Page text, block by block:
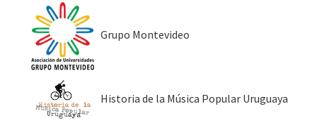
Grupo Montevideo
Historia de la Música Popular Uruguaya